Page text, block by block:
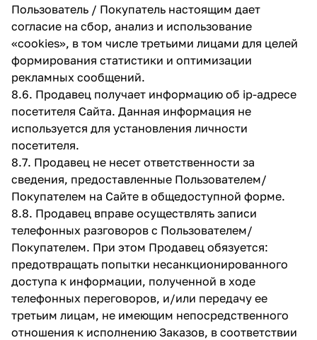
Пользователь / Покупатель настоящим дает
согласие на сбор, анализ и использование
«cookies», в том числе третьими лицами для целей
формирования статистики и оптимизации
рекламных сообщений.
8.6. Продавец получает информацию об ip-адресе
посетителя Сайта. Данная информация не
используется для установления личности
посетителя.
8.7. Продавец не несет ответственности за
сведения, предоставленные Пользователем/
Покупателем на Сайте в общедоступной форме.
8.8. Продавец вправе осуществлять записи
телефонных разговоров с Пользователем/
Покупателем. При этом Продавец обязуется:
предотвращать попытки несанкционированного
доступа к информации, полученной в ходе
телефонных переговоров, и/или передачу ее
третьим лицам, не имеющим непосредственного
отношения к исполнению Заказов, в соответствии